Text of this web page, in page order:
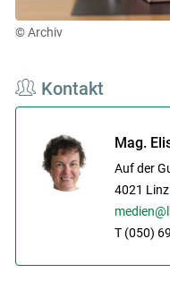
© Archiv
Kontakt
Mag.
Auf der
4021 Linz
T (050)